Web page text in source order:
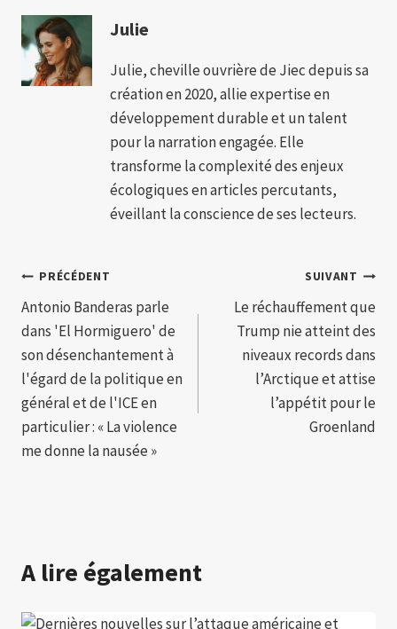
Julie
Julie, cheville ouvrière de Jiec depuis sa
création en 2020, allie expertise en
développement durable et un talent
pour la narration engagée. Elle
transforme la complexité des enjeux
écologiques en articles percutants,
éveillant la conscience de ses lecteurs.
Navigation
de
l’article
PRÉCÉDENT
Antonio Banderas parle
dans 'El Hormiguero' de
son désenchantement à
l'égard de la politique en
général et de l'ICE en
particulier : « La violence
me donne la nausée »
SUIVANT
Le réchauffement que
Trump nie atteint des
niveaux records dans
l’Arctique et attise
l’appétit pour le
Groenland
A lire également